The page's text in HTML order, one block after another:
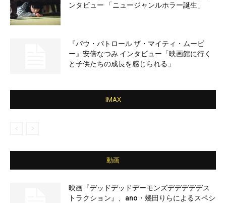
ンタビュー 「ニュージャンルホラー誕生」
『パウ・パトロール ザ・マイティ・ムービ
ー』安倍なつみ インタビュー「映画館に行く
と子供たちの成長を感じられる」
IMAX
動画
映画『デッドデッドデーモンズデデデデデス
トラクション』、ano・幾田りらによるスペシ